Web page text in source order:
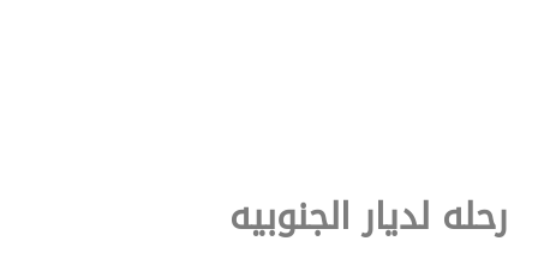
رحله لديار الجنوبيه